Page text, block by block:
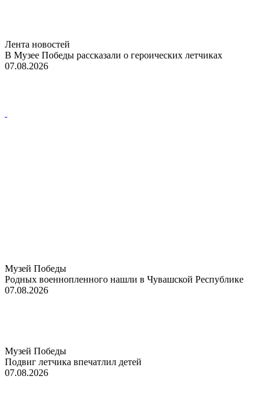
Лента новостей
В Музее Победы рассказали о героических летчиках
07.08.2026
Музей Победы
Родных военнопленного нашли в Чувашской Республике
07.08.2026
Музей Победы
Подвиг летчика впечатлил детей
07.08.2026